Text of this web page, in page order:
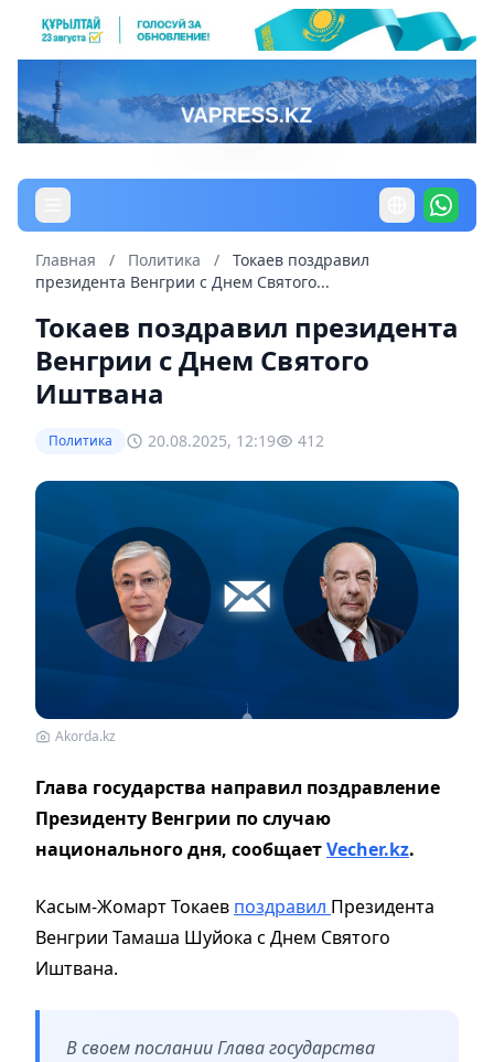
Главная / Политика /
Токаев поздравил
президента Венгрии с Днем Святого...
Токаев поздравил президента
Венгрии с Днем Святого
Иштвана
Политика 20.08.2025, 12:19 412
Akorda.kz
Глава государства направил поздравление
Президенту Венгрии по случаю
национального дня, сообщаетVecher.kz.
Касым-Жомарт Токаев поздравил Президента
Венгрии Тамаша Шуйока с Днем Святого
Иштвана.
В своем послании Глава государства